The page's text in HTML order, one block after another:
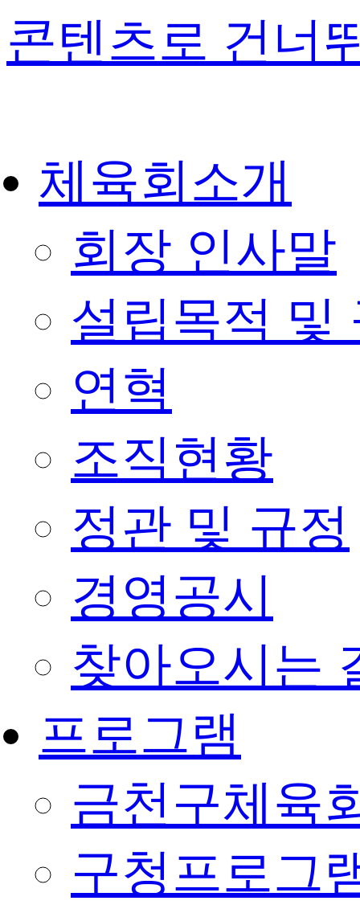
콘텐츠로 건너
체육회소개
회장 인사말
설립목적 및
연혁
조직현황
정관 및 규정
경영공시
찾아오시는
프로그램
금천구체육
구청프로그